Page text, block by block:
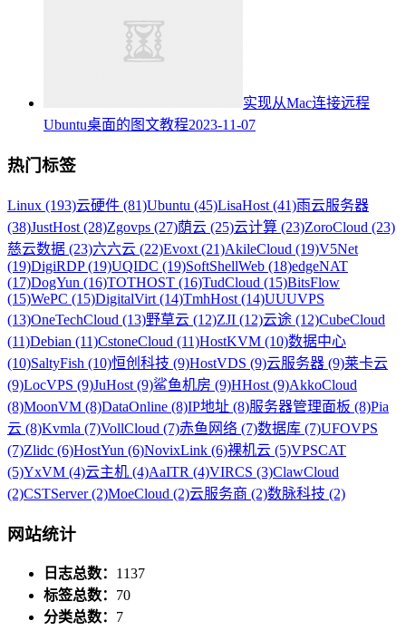
实现从Mac连接远程
Ubuntu桌面的图文教程2023-11-07
热门标签
Linux (193)云硬件 (81)Ubuntu (45)LisaHost (41)雨云服务器
(38)JustHost (28)Zgovps (27)荫云 (25)云计算 (23)ZoroCloud (23)
慈云数据 (23)六六云 (22)Evoxt (21)AkileCloud (19)V5Net
(19)DigiRDP (19)UQIDC (19)SoftShellWeb (18)edgeNAT
(17)DogYun (16)TOTHOST (16)TudCloud (15)BitsFlow
(15)WePC (15)DigitalVirt (14)TmhHost (14)UUUVPS
(13)OneTechCloud (13)野草云 (12)ZJI (12)云途 (12)CubeCloud
(11)Debian (11)CstoneCloud (11)HostKVM (10)数据中心
(10)SaltyFish (10)恒创科技 (9)HostVDS (9)云服务器 (9)莱卡云
(9)LocVPS (9)JuHost (9)鲨鱼机房 (9)HHost (9)AkkoCloud
(8)MoonVM (8)DataOnline (8)IP地址 (8)服务器管理面板 (8)Pia
云 (8)Kvmla (7)VollCloud (7)赤鱼网络 (7)数据库 (7)UFOVPS
(7)Zlidc (6)HostYun (6)NovixLink (6)裸机云 (5)VPSCAT
(5)YxVM (4)云主机 (4)AaITR (4)VIRCS (3)ClawCloud
(2)CSTServer (2)MoeCloud (2)云服务商 (2)数脉科技 (2)
网站统计
日志总数： 1137
标签总数： 70
分类总数： 7